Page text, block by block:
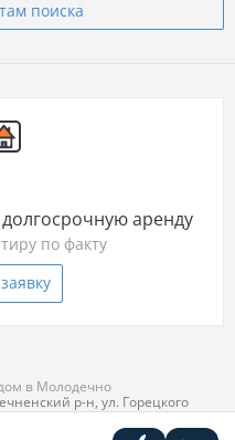
поиска
аренду
по факту
в Молодечно
р-н, ул. Горецкого